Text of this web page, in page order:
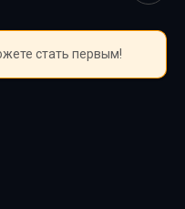
стать первым!